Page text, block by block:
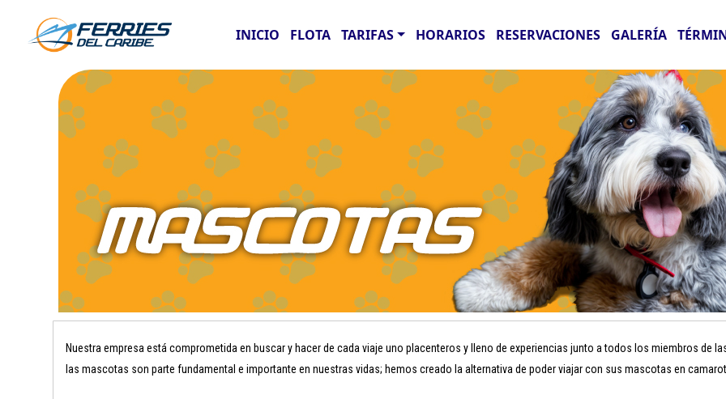
INICIO FLOTA TARIFAS HORARIOS RESERVACIONES GALERÍA
Nuestra empresa está comprometida en buscar y hacer de cada viaje uno placenteros y lleno de experiencias junto a todos los miembros de
las mascotas son parte fundamental e importante en nuestras vidas; hemos creado la alternativa de poder viajar con sus mascotas en